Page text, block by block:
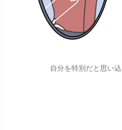
自分を特別だと思い